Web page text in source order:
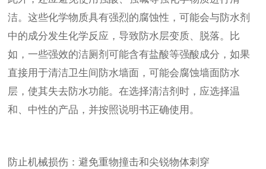
洁。这些化学物质具有强烈的腐蚀性，可能会与防水剂
中的成分发生化学反应，导致防水层变质、脱落。比
如，一些强效的洁厕剂可能含有盐酸等强酸成分，如果
直接用于清洁卫生间防水墙面，可能会腐蚀墙面防水
层，使其失去防水功能。在选择清洁剂时，应选择温
和、中性的产品，并按照说明书正确使用。
防止机械损伤：避免重物撞击和尖锐物体刺穿